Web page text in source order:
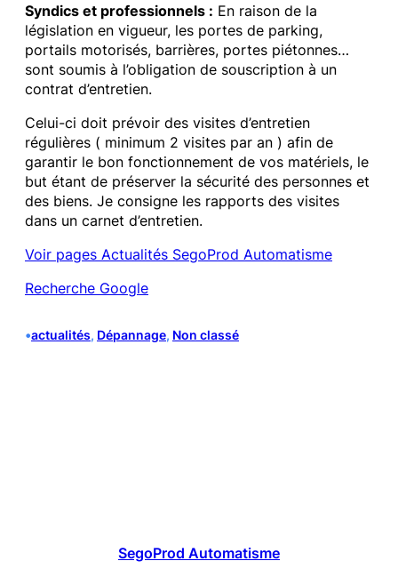
Syndics et professionnels : En raison de la
législation en vigueur, les portes de parking,
portails motorisés, barrières, portes piétonnes…
sont soumis à l’obligation de souscription à un
contrat d’entretien.
Celui-ci doit prévoir des visites d’entretien
régulières ( minimum 2 visites par an ) afin de
garantir le bon fonctionnement de vos matériels, le
but étant de préserver la sécurité des personnes et
des biens. Je consigne les rapports des visites
dans un carnet d’entretien.
Voir pages Actualités SegoProd Automatisme
Recherche Google
•actualités, Dépannage, Non classé
SegoProd Automatisme